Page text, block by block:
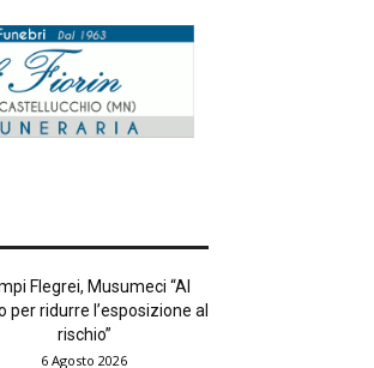
Flegrei, Musumeci “Al
per ridurre l’esposizione al
rischio”
6 Agosto 2026